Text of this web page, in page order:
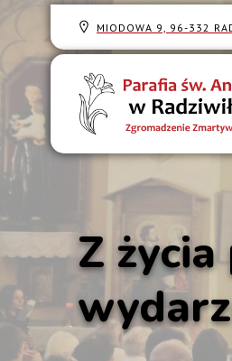
MIODOWA 9, 96-332
Z